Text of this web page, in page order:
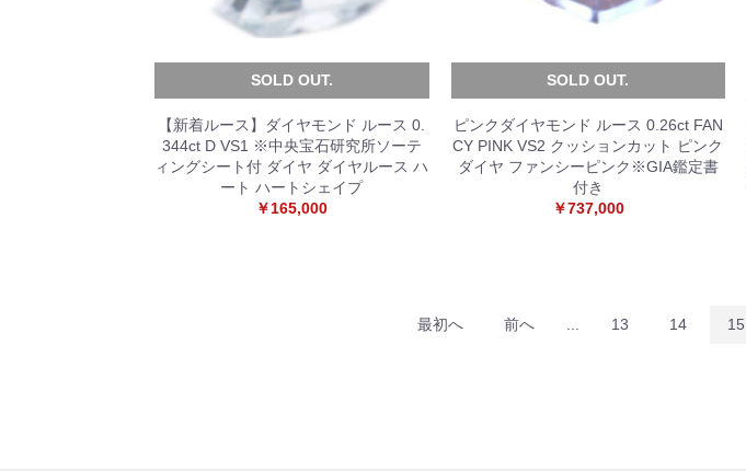
SOLD OUT.
【新着ルース】ダイヤモンド ルース 0.
344ct D VS1 ※中央宝石研究所ソーテ
ィングシート付 ダイヤ ダイヤルース ハ
ート ハートシェイプ
￥165,000
SOLD OUT.
ピンクダイヤモンド ルース 0.26ct FAN
CY PINK VS2 クッションカット ピンク
ダイヤ ファンシーピンク※GIA鑑定書
付き
￥737,000
最初へ 前へ 13 14 15